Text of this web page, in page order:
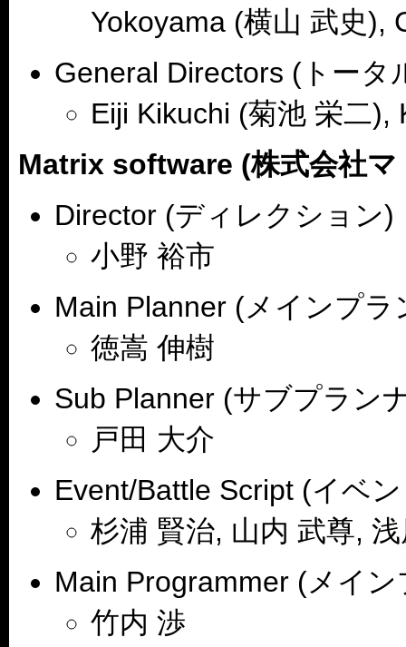
Yokoyama (横山 武史),
General Directors (トータ
Eiji Kikuchi (菊池 栄二),
Matrix software (株式会社マ
Director (ディレクション)
小野 裕市
Main Planner (メインプラ
徳嵩 伸樹
Sub Planner (サブプラン
戸田 大介
Event/Battle Script (イベ
杉浦 賢治, 山内 武尊,
Main Programmer (メイ
竹内 渉